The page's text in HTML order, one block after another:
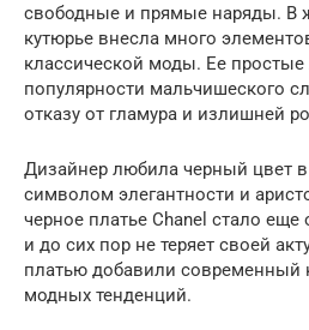
свободные и прямые наряды. В
кутюрье внесла много
классической моды. Ее
популярности мальчишеского
отказу от гламура и излишней
Дизайнер любила черный цвет
символом элегантности и
черное платье Chanel стало
и до сих пор не теряет своей
платью добавили современный
модных тенденций.